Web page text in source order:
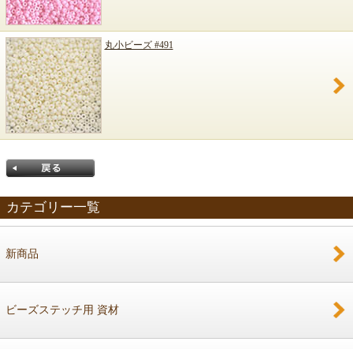
丸小ビーズ #491
カテゴリー一覧
新商品
ビーズステッチ用 資材